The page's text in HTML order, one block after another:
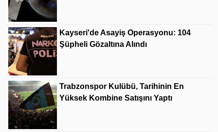
Kayseri'de Asayiş Operasyonu: 104
Şüpheli Gözaltına Alındı
Trabzonspor Kulübü, Tarihinin En
Yüksek Kombine Satışını Yaptı